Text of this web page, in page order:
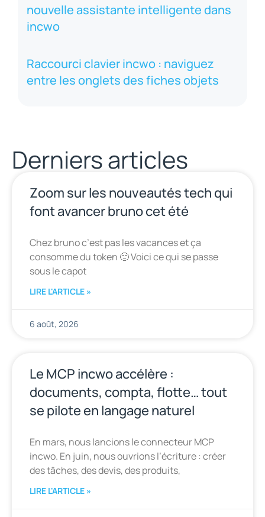
nouvelle assistante intelligente dans
incwo
Raccourci clavier incwo : naviguez
entre les onglets des fiches objets
Derniers articles
Zoom sur les nouveautés tech qui
font avancer bruno cet été
Chez bruno c’est pas les vacances et ça
consomme du token 🙂 Voici ce qui se passe
sous le capot
LIRE L'ARTICLE »
6 août, 2026
Le MCP incwo accélère :
documents, compta, flotte… tout
se pilote en langage naturel
En mars, nous lancions le connecteur MCP
incwo. En juin, nous ouvrions l’écriture : créer
des tâches, des devis, des produits,
LIRE L'ARTICLE »